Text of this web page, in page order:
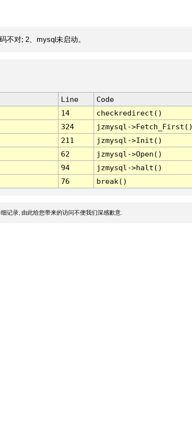
不对; 2、mysql未启动。
Line
Code
14
checkredirect()
324
jzmysql-
211
jzmysql->Init()
62
jzmysql->Open()
94
jzmysql->halt()
76 break()
记录, 由此给您带来的访问不便我们深感歉意.